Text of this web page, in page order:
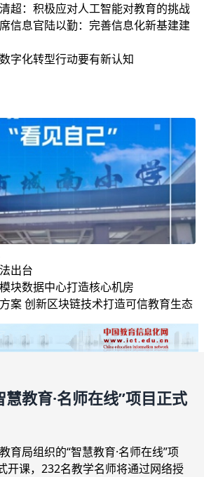
超：积极应对人工智能对教育的挑战
信息官陆以勤：完善信息化新基建建
字化转型行动要有新认知
出台
块数据中心打造核心机房
案 创新区块链技术打造可信教育生态
教育·名师在线”项目正式
育局组织的“智慧教育·名师在线”项
开课，232名教学名师将通过网络授